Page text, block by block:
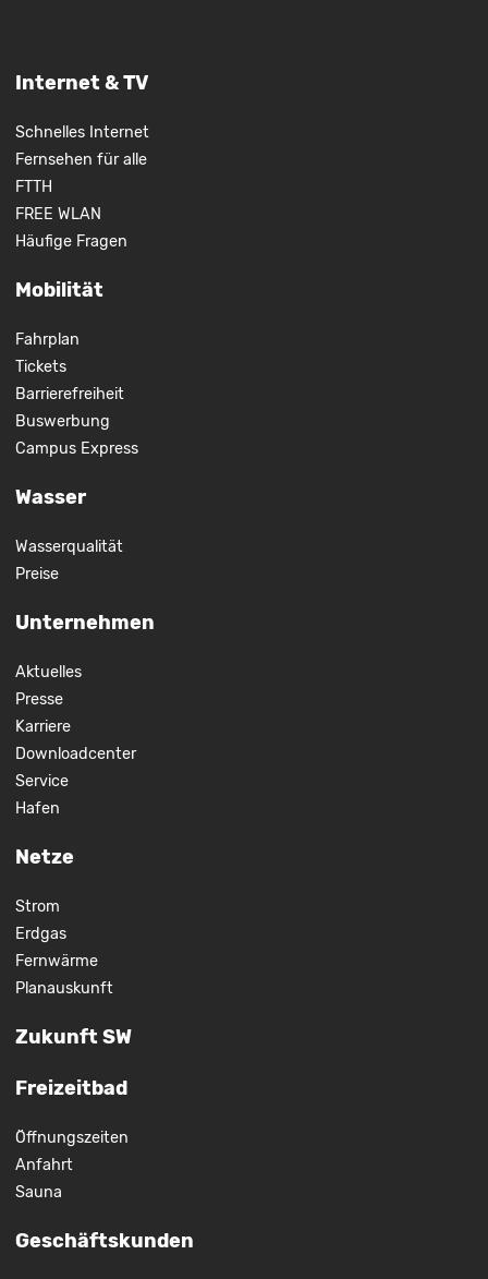
Internet & TV
Schnelles Internet
Fernsehen für alle
FTTH
FREE WLAN
Häufige Fragen
Mobilität
Fahrplan
Tickets
Barrierefreiheit
Buswerbung
Campus Express
Wasser
Wasserqualität
Preise
Unternehmen
Aktuelles
Presse
Karriere
Downloadcenter
Service
Hafen
Netze
Strom
Erdgas
Fernwärme
Planauskunft
Zukunft SW
Freizeitbad
Öffnungszeiten
Anfahrt
Sauna
Geschäftskunden